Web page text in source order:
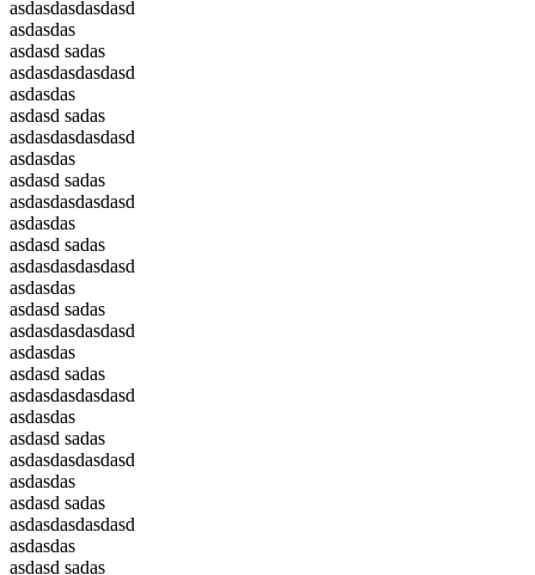
asdasdasdasdasd
asdasdas
asdasd sadas
asdasdasdasdasd
asdasdas
asdasd sadas
asdasdasdasdasd
asdasdas
asdasd sadas
asdasdasdasdasd
asdasdas
asdasd sadas
asdasdasdasdasd
asdasdas
asdasd sadas
asdasdasdasdasd
asdasdas
asdasd sadas
asdasdasdasdasd
asdasdas
asdasd sadas
asdasdasdasdasd
asdasdas
asdasd sadas
asdasdasdasdasd
asdasdas
asdasd sadas